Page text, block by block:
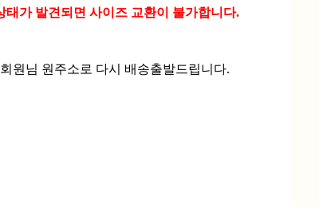
가 발견되면 사이즈 교환이 불가합니다.
원님 원주소로 다시 배송출발드립니다.